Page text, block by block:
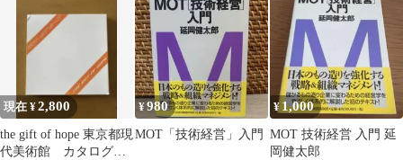
京都現代美術館/明治浪
漫主
現在 ¥2,800
the gift of hope 東京都現
代美術館 カタログ
¥980
MOT「技術経営」入門
¥ 1,000
MOT 技術経営 入門 延
岡健太郎